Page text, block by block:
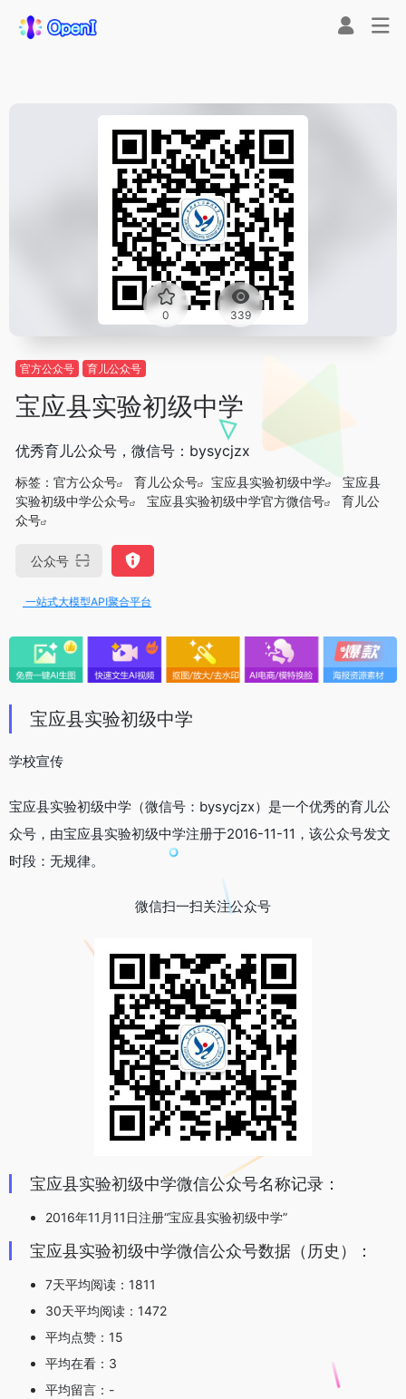
0 339
官方公众号 育儿公众号
宝应县实验初级中学
优秀育儿公众号，微信号：bysycjzx
标签： 官方公众号 育儿公众号 宝应县实验初级中学
宝应县
实验初级中学公众号
宝应县实验初级中学官方微信号
育儿公
众号
公众号
站式大模型API聚合平台
宝应县实验初级中学
学校宣传
宝应县实验初级中学（微信号：bysycjzx）是一个优秀的育儿公
众号，由宝应县实验初级中学注册于2016-11-11，该公众号发文
时段：无规律。
微信扫一扫关注公众号
宝应县实验初级中学微信公众号名称记录：
2016年11月11日注册“宝应县实验初级中学”
宝应县实验初级中学微信公众号数据（历史）：
7天平均阅读：1811
30天平均阅读：1472
平均点赞：15
平均在看：3
平均留言：-